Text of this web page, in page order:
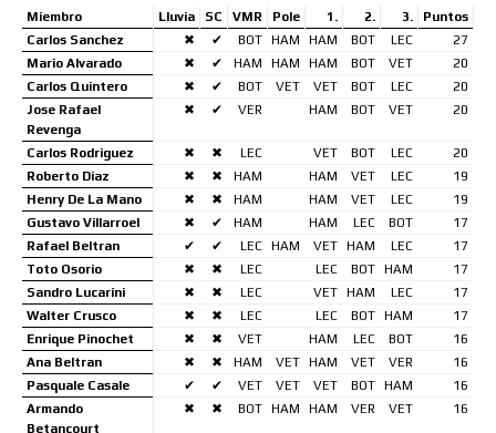
Miembro Lluvia SC VMR Pole 1. 2. 3.
Puntos
Carlos Sanchez
✖ ✔ BOT HAM HAM BOT LEC
27
Mario Alvarado
✖ ✔ HAM HAM HAM BOT VET
20
Carlos Quintero
✖ ✔ BOT VET VET BOT LEC
20
Jose Rafael
Revenga
✖ ✔ VER HAM BOT VET 20
Carlos Rodriguez ✖ ✖ LEC VET BOT LEC
20
Roberto Diaz
✖ ✖ HAM HAM VET LEC
19
Henry De La Mano
✖ ✖ HAM HAM VET LEC
19
Gustavo Villarroel
✖ ✔ HAM HAM LEC BOT
17
Rafael Beltran
✔ ✔ LEC HAM VET HAM LEC
17
Toto Osorio
✖ ✖ LEC LEC BOT HAM
17
Sandro Lucarini
✖ ✖ LEC VET HAM LEC
17
Walter Crusco
✖ ✖ LEC LEC BOT HAM
17
Enrique Pinochet
✖ ✖ VET HAM LEC BOT
16
Ana Beltran
✖ ✖ HAM VET HAM VET VER
16
Pasquale Casale
✔ ✔ VET VET VET BOT HAM
16
Armando
Betancourt
✖ ✖ BOT HAM HAM VER VET 16